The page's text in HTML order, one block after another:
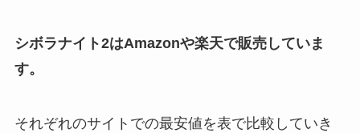
シボラナイト2はAmazonや楽天で販売していま
す。
それぞれのサイトでの最安値を表で比較していき